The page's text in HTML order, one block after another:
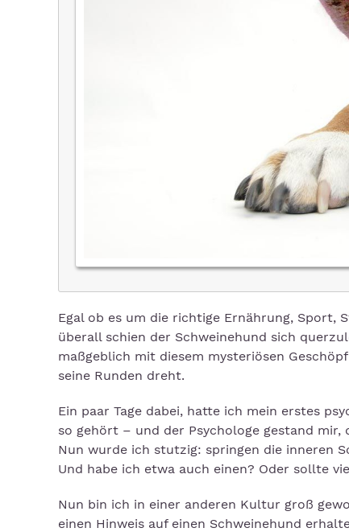
Egal ob es um die richtige Ernährung, Sport,
überall schien der Schweinehund sich
maßgeblich mit diesem mysteriösen
seine Runden dreht.
Ein paar Tage dabei, hatte ich mein erstes
so gehört – und der Psychologe gestand mir,
Nun wurde ich stutzig: springen die inneren
Und habe ich etwa auch einen? Oder sollte
Nun bin ich in einer anderen Kultur groß
einen Hinweis auf einen Schweinehund